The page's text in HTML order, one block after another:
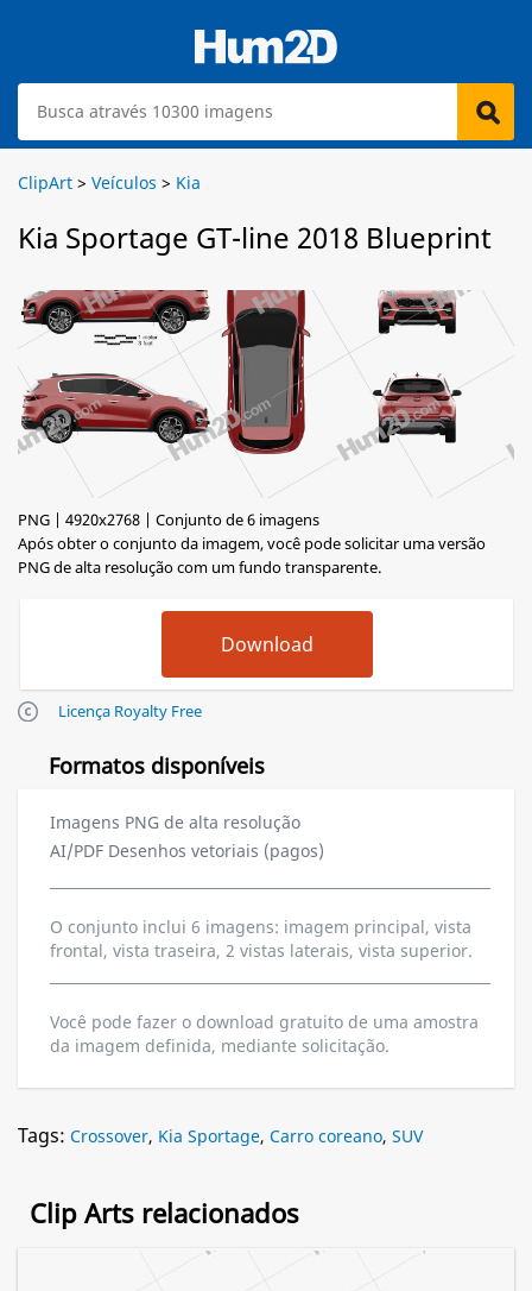
ClipArt > Veículos > Kia
Kia Sportage GT-line 2018 Blueprint
PNG | 4920x2768 | Conjunto de 6 imagens
Após obter o conjunto da imagem, você pode solicitar uma versão
PNG de alta resolução com um fundo transparente.
Licença Royalty Free
Formatos disponíveis
Imagens PNG de alta resolução
AI/PDF Desenhos vetoriais (pagos)
O conjunto inclui 6 imagens: imagem principal, vista
frontal, vista traseira, 2 vistas laterais, vista superior.
Você pode fazer o download gratuito de uma amostra
da imagem definida, mediante solicitação.
Tags: Crossover, Kia Sportage, Carro coreano, SUV
Clip Arts relacionados